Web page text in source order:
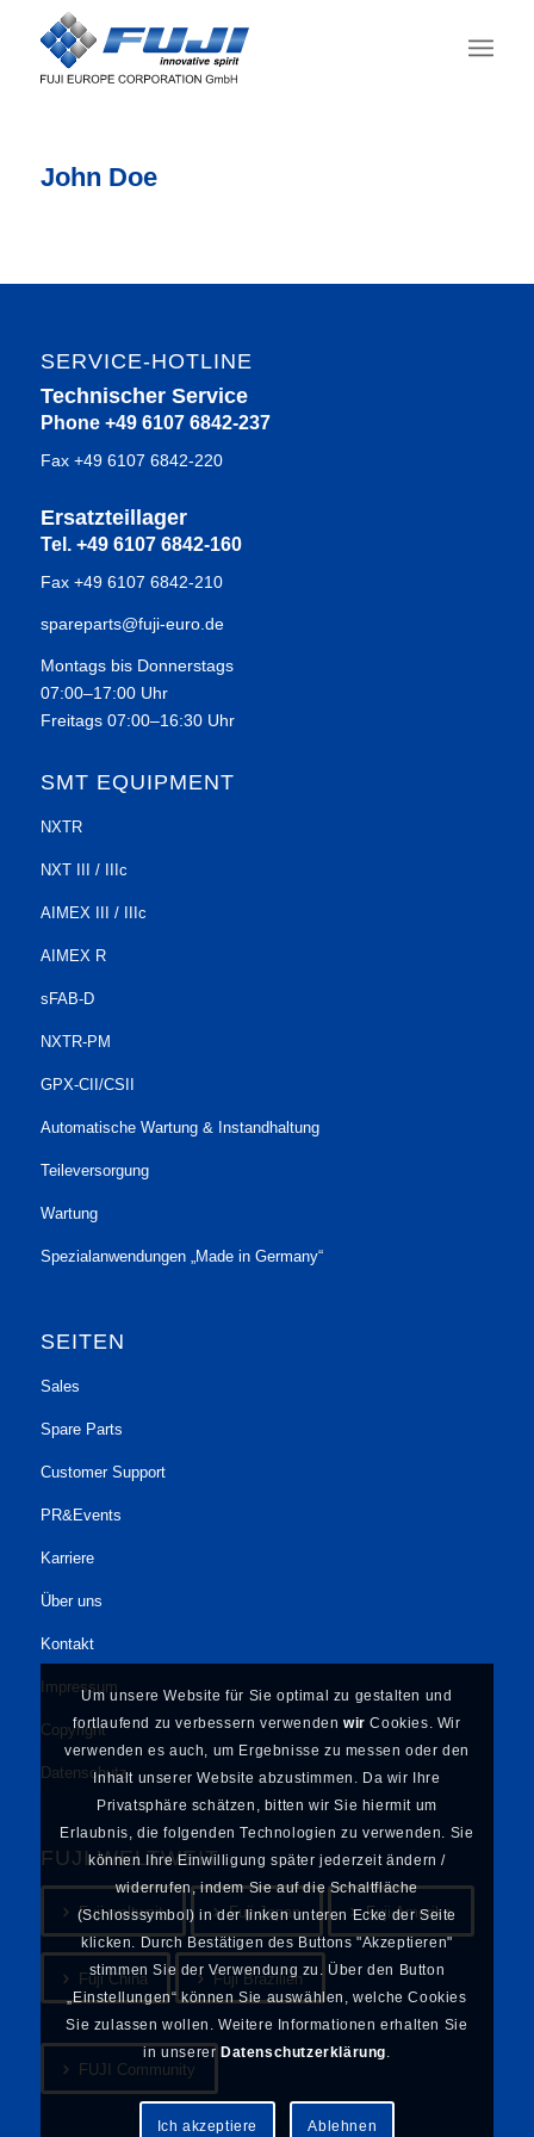
John Doe
SERVICE-HOTLINE
Technischer Service
Phone +49 6107 6842-237
Fax +49 6107 6842-220
Ersatzteillager
Tel. +49 6107 6842-160
Fax +49 6107 6842-210
spareparts@fuji-euro.de
Montags bis Donnerstags
07:00–17:00 Uhr
Freitags 07:00–16:30 Uhr
SMT EQUIPMENT
NXTR
NXT III / IIIc
AIMEX III / IIIc
AIMEX R
sFAB-D
NXTR-PM
GPX-CII/CSII
Automatische Wartung & Instandhaltung
Teileversorgung
Wartung
Spezialanwendungen „Made in Germany“
SEITEN
Sales
Spare Parts
Customer Support
PR&Events
Karriere
Über uns
Kontakt
Impressum
Copyright
Datenschutz
FUJI WELTWEIT
Fuji weltweit Fuji Japan Fuji Amerika
Fuji China Fuji Brazilien
FUJI Community
Um unsere Website für Sie optimal zu gestalten und
fortlaufend zu verbessern verwenden wir Cookies. Wir
verwenden es auch, um Ergebnisse zu messen oder den
Inhalt unserer Website abzustimmen. Da wir Ihre
Privatsphäre schätzen, bitten wir Sie hiermit um
Erlaubnis, die folgenden Technologien zu verwenden. Sie
können Ihre Einwilligung später jederzeit ändern /
widerrufen, indem Sie auf die Schaltfläche
(Schlosssymbol) in der linken unteren Ecke der Seite
klicken. Durch Bestätigen des Buttons "Akzeptieren"
stimmen Sie der Verwendung zu. Über den Button
„Einstellungen“ können Sie auswählen, welche Cookies
Sie zulassen wollen. Weitere Informationen erhalten Sie
in unserer Datenschutzerklärung.
Ich akzeptiere Ablehnen